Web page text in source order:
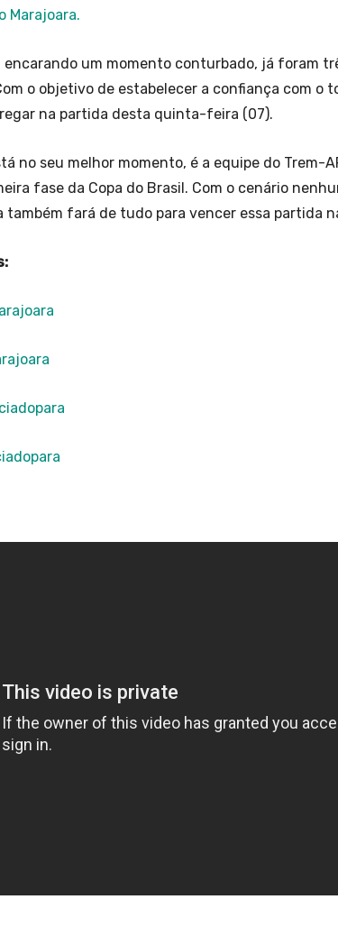
Marajoara.
encarando um momento conturbado, já foram
o objetivo de estabelecer a confiança com o
na partida desta quinta-feira (07).
no seu melhor momento, é a equipe do Trem-
fase da Copa do Brasil. Com o cenário
também fará de tudo para vencer essa partida